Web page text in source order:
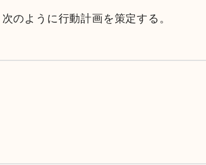
金融店舗・ATM一覧
広報紙一覧
のように行動計画を策定する。